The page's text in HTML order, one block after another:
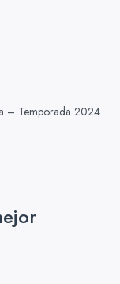
– Temporada 2024